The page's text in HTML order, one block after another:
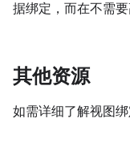
据绑定，而在不需
其他资源
如需详细了解视图